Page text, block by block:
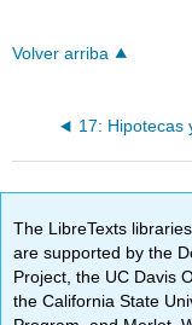
Volver arriba
The LibreTexts
are supported by the
Project, the UC Davis
the California State